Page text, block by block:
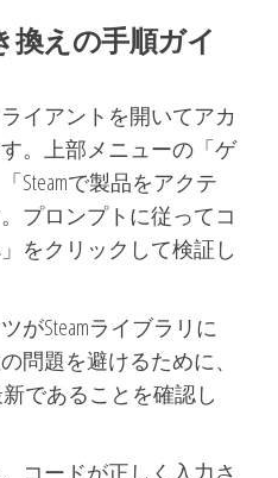
換えの手順ガイ
ライアントを開いてアカ
。上部メニューの「ゲ
Steamで製品をアクテ
プロンプトに従ってコ
をクリックして検証し
がSteamライブラリに
問題を避けるために、
新であることを確認し
コードが正しく入力さ